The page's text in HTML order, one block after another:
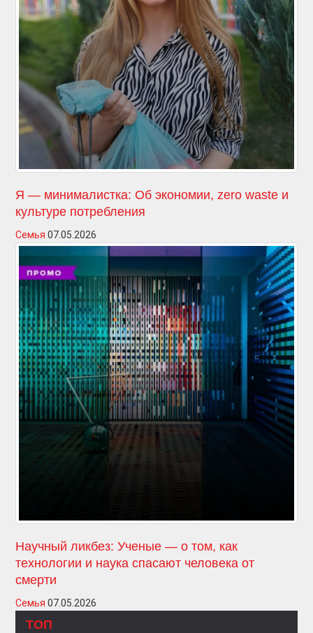
Я — минималистка: Об экономии, zero waste и
культуре потребления
Семья 07.05.2026
Научный ликбез: Ученые — о том, как
технологии и наука спасают человека от
смерти
Семья 07.05.2026
ТОП